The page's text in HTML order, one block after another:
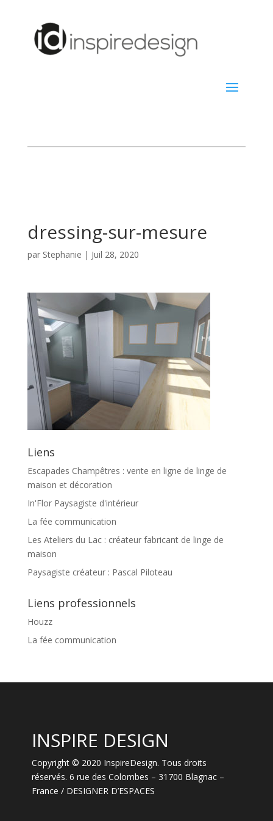
dressing-sur-mesure
par Stephanie | Juil 28, 2020
Liens
Escapades Champêtres : vente en ligne de linge de
maison et décoration
In'Flor Paysagiste d'intérieur
La fée communication
Les Ateliers du Lac : créateur fabricant de linge de
maison
Paysagiste créateur : Pascal Piloteau
Liens professionnels
Houzz
La fée communication
INSPIRE DESIGN
Copyright © 2020 InspireDesign. Tous droits
réservés. 6 rue des Colombes – 31700 Blagnac –
France / DESIGNER D’ESPACES